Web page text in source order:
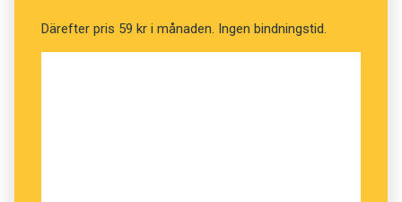
Därefter pris 59 kr i månaden. Ingen bindningstid.